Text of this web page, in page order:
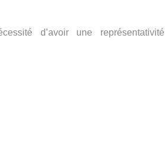
d’avoir une représentativité